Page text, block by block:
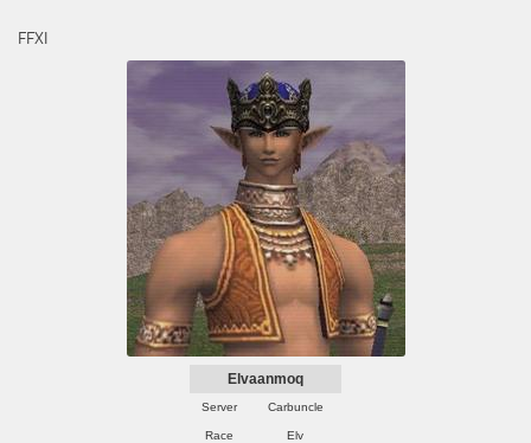
FFXI
Elvaanmoq
Server Carbuncle
Race Elv